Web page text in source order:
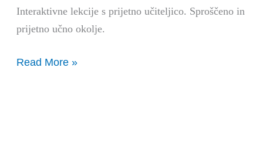
Interaktivne lekcije s prijetno učiteljico. Sproščeno in
prijetno učno okolje.
Read More »